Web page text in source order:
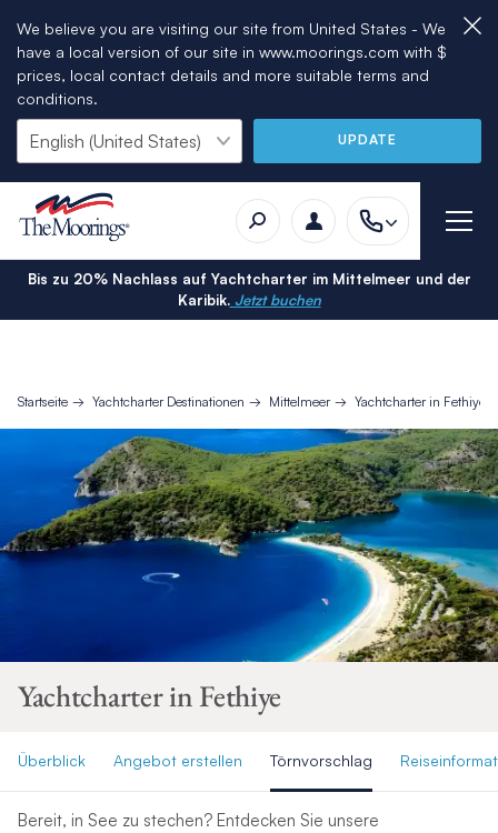
We believe you are visiting our site from United States - We
have a local version of our site in www.moorings.com with $
prices, local contact details and more suitable terms and
conditions.
UPDATE
Bis zu 20% Nachlass auf Yachtcharter im Mittelmeer und der
Karibik.Jetzt buchen
Startseite Yachtcharter Destinationen Mittelmeer Yachtcharter in Fethiye
Yachtcharter in Fethiye
Überblick Angebot erstellen Törnvorschlag
Bereit, in See zu stechen? Entdecken Sie unsere